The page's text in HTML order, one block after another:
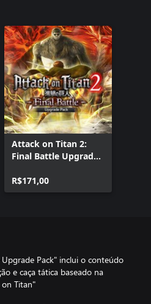
Attack on Titan 2:
Final Battle Upgrade
R$171,00
Pack" inclui o conteúdo
e caça tática baseado na
Titan"